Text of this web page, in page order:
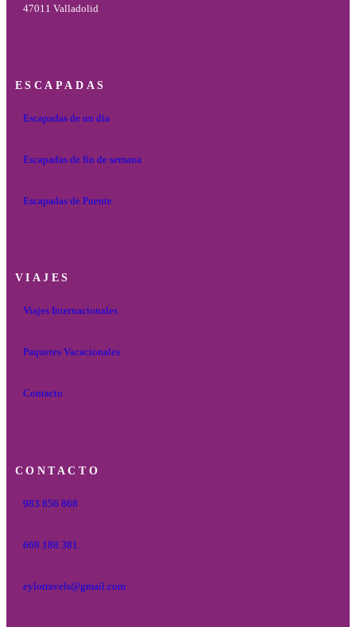
47011 Valladolid
ESCAPADAS
Escapadas de un día
Escapadas de fin de semana
Escapadas de Puente
VIAJES
Viajes Internacionales
Paquetes Vacacionales
Contacto
CONTACTO
983 856 868
669 188 381
eylotravels@gmail.com